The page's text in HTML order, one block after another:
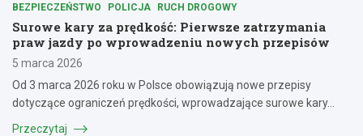
BEZPIECZEŃSTWO POLICJA RUCH DROGOWY
Surowe kary za prędkość: Pierwsze zatrzymania
praw jazdy po wprowadzeniu nowych przepisów
5 marca 2026
Od 3 marca 2026 roku w Polsce obowiązują nowe przepisy
dotyczące ograniczeń prędkości, wprowadzające surowe kary…
Przeczytaj